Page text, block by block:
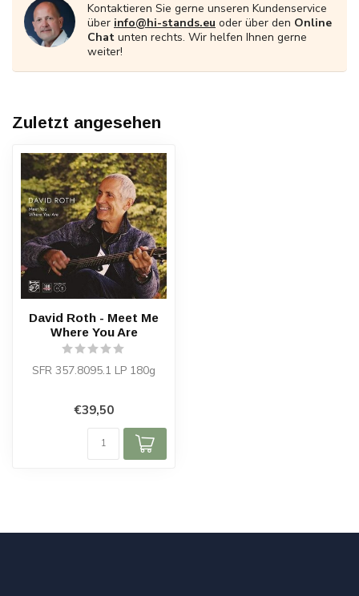
Kontaktieren Sie gerne unseren Kundenservice
über info@hi-stands.eu oder über den Online
Chat unten rechts. Wir helfen Ihnen gerne
weiter!
Zuletzt angesehen
David Roth - Meet Me
Where You Are
SFR 357.8095.1 LP 180g
€39,50